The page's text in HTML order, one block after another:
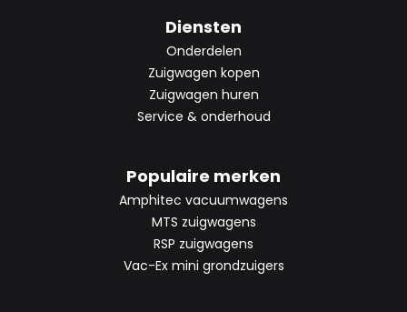
Diensten
Onderdelen
Zuigwagen kopen
Zuigwagen huren
Service & onderhoud
Populaire merken
Amphitec vacuumwagens
MTS zuigwagens
RSP zuigwagens
Vac-Ex mini grondzuigers